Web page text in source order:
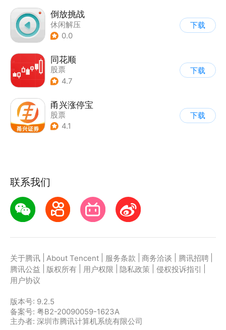
倒放挑战
休闲解压
0.0
下载
同花顺
股票
4.7
下载
甬兴涨停宝
股票
4.1
下载
联系我们
关于腾讯 About Tencent 服务条款 商务洽谈 腾讯招聘
腾讯公益
版权所有 用户权限 隐私政策 侵权投诉指引
用户协议
版本号: 9.2.5
备案号: 粤B2-20090059-1623A
主办者: 深圳市腾讯计算机系统有限公司